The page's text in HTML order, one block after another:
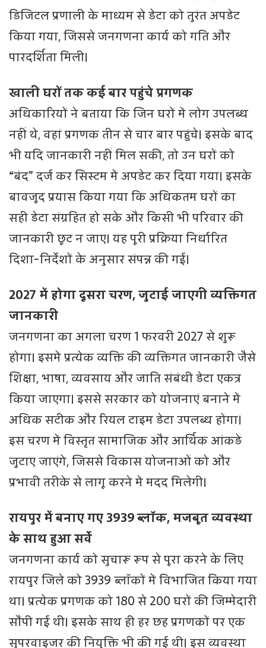
डिजिटल प्रणाली के माध्यम से डेटा को तुरंत अपडेट
किया गया, जिससे जनगणना कार्य को गति और
पारदर्शिता मिली।
खाली घरों तक कई बार पहुंचे प्रगणक
अधिकारियों ने बताया कि जिन घरों में लोग उपलब्ध
नहीं थे, वहां प्रगणक तीन से चार बार पहुंचे। इसके बाद
भी यदि जानकारी नहीं मिल सकी, तो उन घरों को
“बंद” दर्ज कर सिस्टम में अपडेट कर दिया गया। इसके
बावजूद प्रयास किया गया कि अधिकतम घरों का
सही डेटा संग्रहित हो सके और किसी भी परिवार की
जानकारी छूट न जाए। यह पूरी प्रक्रिया निर्धारित
दिशा-निर्देशों के अनुसार संपन्न की गई।
2027 में होगा दूसरा चरण, जुटाई जाएगी व्यक्तिगत
जानकारी
जनगणना का अगला चरण 1 फरवरी 2027 से शुरू
होगा। इसमें प्रत्येक व्यक्ति की व्यक्तिगत जानकारी जैसे
शिक्षा, भाषा, व्यवसाय और जाति संबंधी डेटा एकत्र
किया जाएगा। इससे सरकार को योजनाएं बनाने में
अधिक सटीक और रियल टाइम डेटा उपलब्ध होगा।
इस चरण में विस्तृत सामाजिक और आर्थिक आंकड़े
जुटाए जाएंगे, जिससे विकास योजनाओं को और
प्रभावी तरीके से लागू करने में मदद मिलेगी।
रायपुर में बनाए गए 3939 ब्लॉक, मजबूत व्यवस्था
के साथ हुआ सर्वे
जनगणना कार्य को सुचारू रूप से पूरा करने के लिए
रायपुर जिले को 3939 ब्लॉकों में विभाजित किया गया
था। प्रत्येक प्रगणक को 180 से 200 घरों की जिम्मेदारी
सौंपी गई थी। इसके साथ ही हर छह प्रगणकों पर एक
सुपरवाइजर की नियुक्ति भी की गई थी। इस व्यवस्था